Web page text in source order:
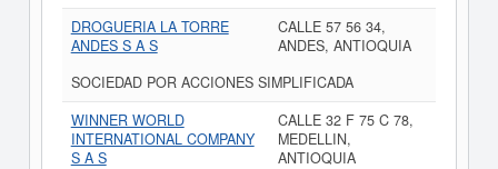
DROGUERIA LA TORRE
ANDES S A S
CALLE 57 56 34,
ANDES, ANTIOQUIA
SOCIEDAD POR ACCIONES SIMPLIFICADA
WINNER WORLD
INTERNATIONAL COMPANY
S A S
CALLE 32 F 75 C 78,
MEDELLIN,
ANTIOQUIA